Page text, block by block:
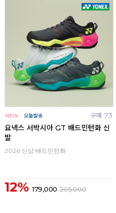
구매 73
요넥스 서박시아 GT 배드민턴화 신
발
2026 신상 배드민턴화
12% 179,000 205,000